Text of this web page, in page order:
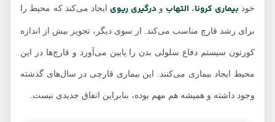
بیماری کرونا ،التهابودرگیری ریوی ایجاد می‌کند که محیط را
برای رشد قارچ مناسب می‌کند. از سوی دیگر، تجویز بیش از اندازه
کورتون سیستم دفاع سلولی بدن را پایین می‌آورد و قارچ‌ها در این
محیط ایجاد بیماری می‌کنند. این بیماری قارچی در سال‌های گذشته
وجود داشته و همیشه هم مهم بوده، بنابراین اتفاق جدیدی نیست.